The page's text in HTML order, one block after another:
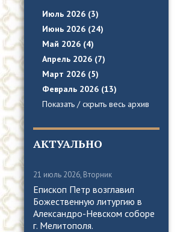
Июль 2026 (3)
Июнь 2026 (24)
Май 2026 (4)
Апрель 2026 (7)
Март 2026 (5)
Февраль 2026 (13)
Показать / скрыть весь архив
АКТУАЛЬНО
21 июль 2026, Вторник
Епископ Петр возглавил
Божественную литургию в
Александро-Невском соборе
г. Мелитополя.